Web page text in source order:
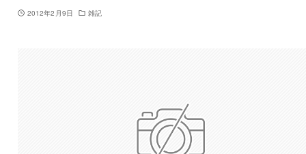
2012年2月9日 雑記